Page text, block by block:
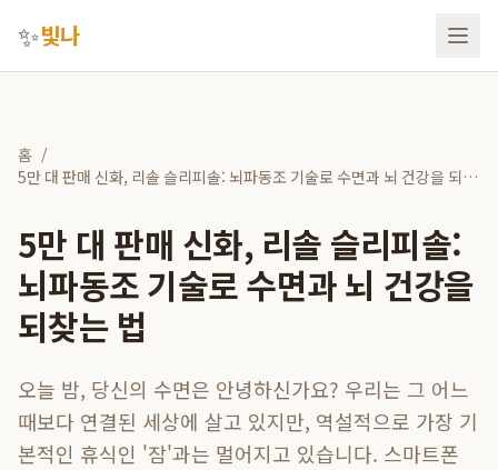
✨빛나
홈 /
5만 대 판매 신화, 리솔 슬리피솔: 뇌파동조 기술로 수면과 뇌 건강을 되찾
5만 대 판매 신화, 리솔 슬리피솔:
뇌파동조 기술로 수면과 뇌 건강을
되찾는 법
오늘 밤, 당신의 수면은 안녕하신가요? 우리는 그 어느
때보다 연결된 세상에 살고 있지만, 역설적으로 가장 기
본적인 휴식인 '잠'과는 멀어지고 있습니다. 스마트폰